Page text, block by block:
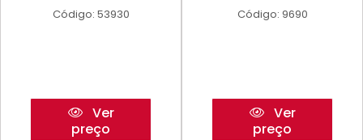
Código: 53930
Ver
preço
Código: 9690
Ver
preço